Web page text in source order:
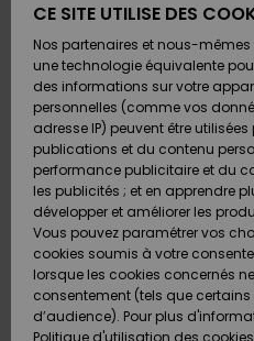
& Tongs
Surf
Snow
& Tongs
Surf
Snow
FEMME
A
Snow
SURF
Enfant
SNOW
Snow
Shop
Enfant
Snow
Shop
Femme
A
Découvrir
VENTE
FLASH
Enfant
Outlet
Femme
Préférences
Langue Et
Région
Retours
Paiement
Carte
Cadeau
Quiksilver
Freedom
Protection
CE SITE UTILISE DES
Nos partenaires et nous-
une technologie équivalente
des informations sur votre
personnelles (comme vos
adresse IP) peuvent être
publications et du contenu
performance publicitaire et du
les publicités ; et en apprendre
développer et améliorer les
Vous pouvez paramétrer vos
cookies soumis à votre
lorsque les cookies concernés
consentement (tels que
d’audience). Pour plus
Politique d'utilisation des cookies